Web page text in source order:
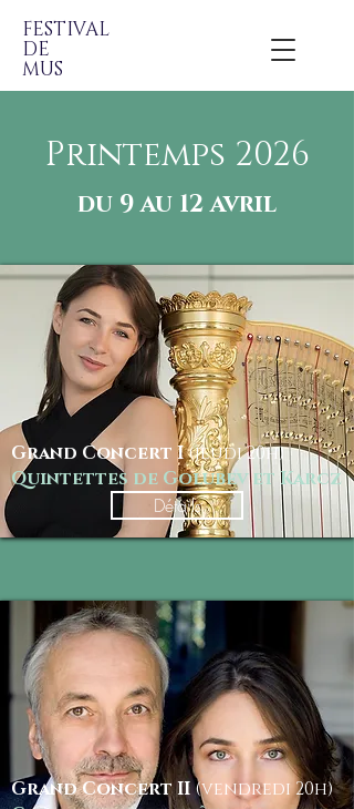
FESTIVAL
DE
MUS
Printemps 2026
du 9 au 12 avril
Grand Concert I(jeudi 20h)
Quintettes de Golubev et Karcz
Détails
Grand Concert II(vendredi 20h)